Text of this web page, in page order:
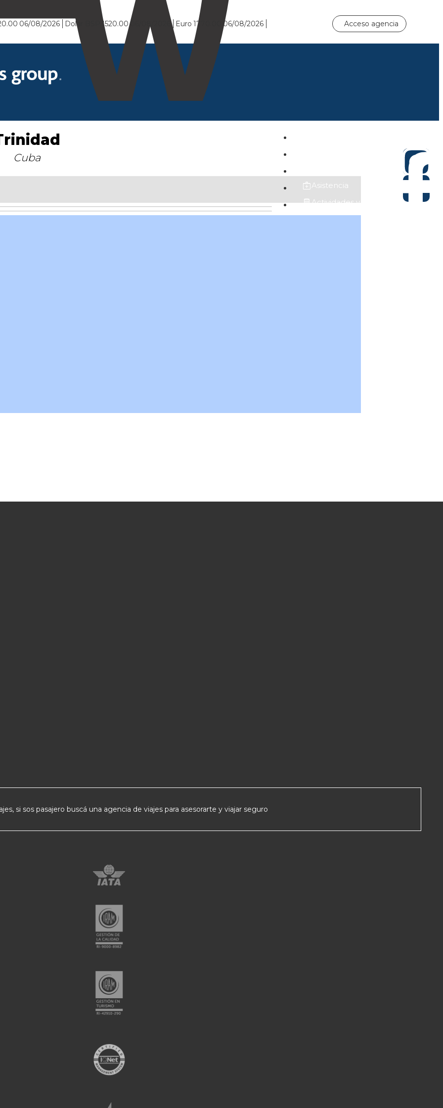
06/08/2026 Dolar BSP 1520.00 06/08/2026 Euro 1770.00 06/08/2026 Acceso agencia
Asistencia
Actividades y Traslados
Cuba
si sos pasajero buscá una agencia de viajes para asesorarte y viajar seguro